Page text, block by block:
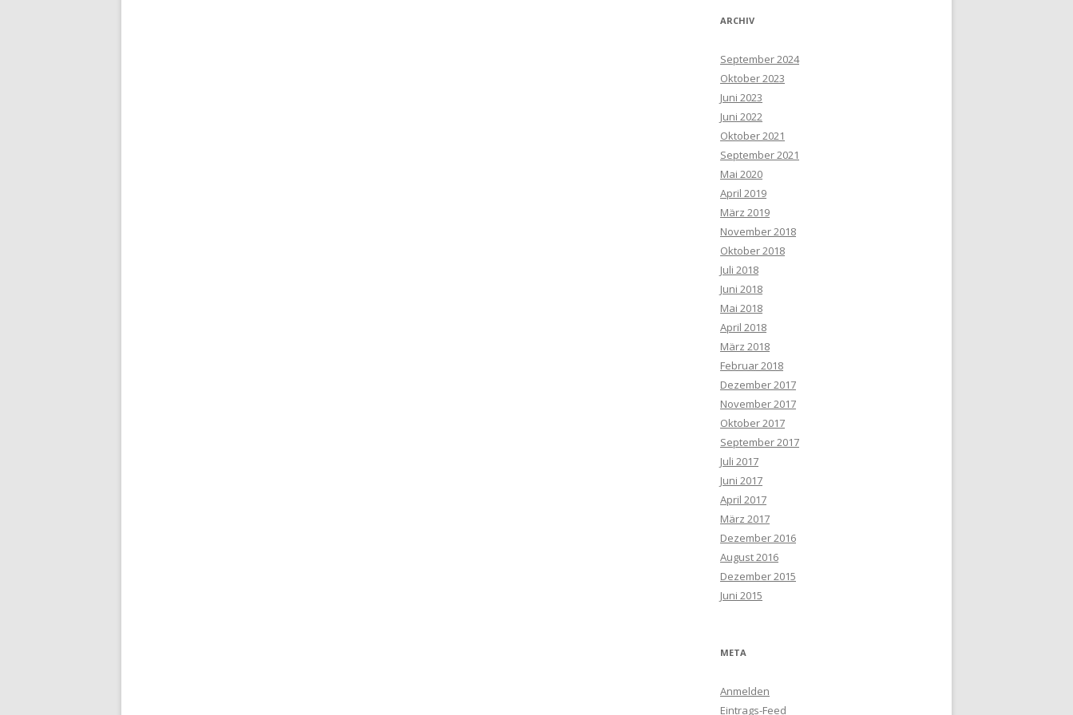
ARCHIV
September 2024
Oktober 2023
Juni 2023
Juni 2022
Oktober 2021
September 2021
Mai 2020
April 2019
März 2019
November 2018
Oktober 2018
Juli 2018
Juni 2018
Mai 2018
April 2018
März 2018
Februar 2018
Dezember 2017
November 2017
Oktober 2017
September 2017
Juli 2017
Juni 2017
April 2017
März 2017
Dezember 2016
August 2016
Dezember 2015
Juni 2015
META
Anmelden
Eintrags-Feed